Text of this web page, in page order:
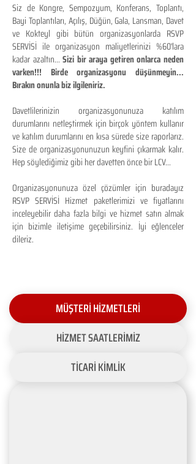
Siz de Kongre, Sempozyum, Konferans, Toplantı,
Bayi Toplantıları, Açılış, Düğün, Gala, Lansman, Davet
ve Kokteyl gibi bütün organizasyonlarda RSVP
SERVİSİ ile organizasyon maliyetlerinizi %60'lara
kadar azaltın...Sizi bir araya getiren onlarca neden
varken!!! Birde organizasyonu düşünmeyin...
Bırakın onunla biz ilgileniriz.
Davetlilerinizin organizasyonunuza katılım
durumlarını netleştirmek için birçok yöntem kullanır
ve katılım durumlarını en kısa sürede size raporlarız.
Size de organizasyonunuzun keyfini çıkarmak kalır.
Hep söylediğimiz gibi her davetten önce bir LCV...
Organizasyonunuza özel çözümler için buradayız
RSVP SERVİSİ Hizmet paketlerimizi ve fiyatlarını
inceleyebilir daha fazla bilgi ve hizmet satın almak
için bizimle iletişime geçebilirsiniz. İyi eğlenceler
dileriz.
MÜŞTERİ HİZMETLERİ
HİZMET SAATLERİMİZ
TİCARİ KİMLİK